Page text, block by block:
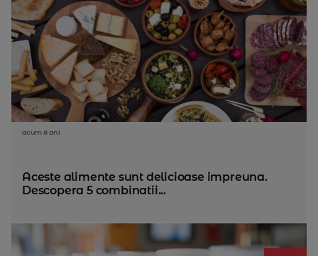
acum 8 ani
Aceste alimente sunt delicioase impreuna.
Descopera 5 combinatii...